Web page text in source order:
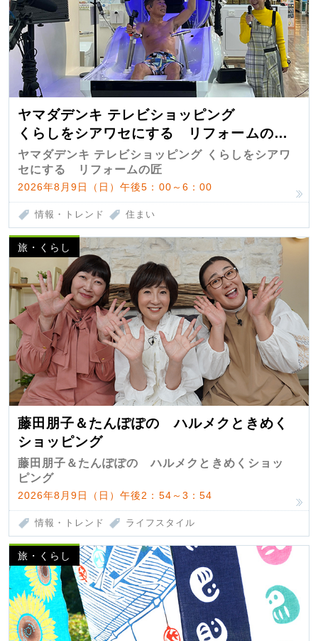
ヤマダデンキ テレビショッピング
くらしをシアワセにする リフォームの
匠 第7弾
ヤマダデンキ テレビショッピング くらしをシアワ
セにする リフォームの匠
2026年8月9日（日）午後5：00～6：00
情報・トレンド 住まい
旅・くらし
藤田朋子＆たんぽぽの ハルメクときめく
ショッピング
藤田朋子＆たんぽぽの ハルメクときめくショッ
ピング
2026年8月9日（日）午後2：54～3：54
情報・トレンド ライフスタイル
旅・くらし